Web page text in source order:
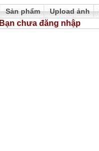
Sản phẩm Upload ảnh
Bạn chưa đăng nhập